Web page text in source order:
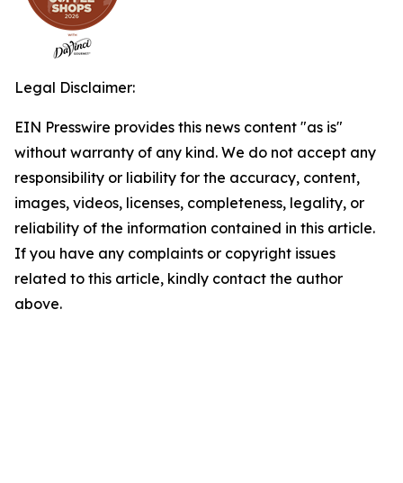
Legal Disclaimer:
EIN Presswire provides this news content "as is"
without warranty of any kind. We do not accept any
responsibility or liability for the accuracy, content,
images, videos, licenses, completeness, legality, or
reliability of the information contained in this article.
If you have any complaints or copyright issues
related to this article, kindly contact the author
above.